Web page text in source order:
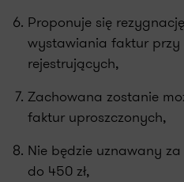
Proponuje się
wystawiania faktur przy
rejestrujących,
Zachowana zostanie
faktur uproszczonych,
Nie będzie uznawany
do 450 zł,